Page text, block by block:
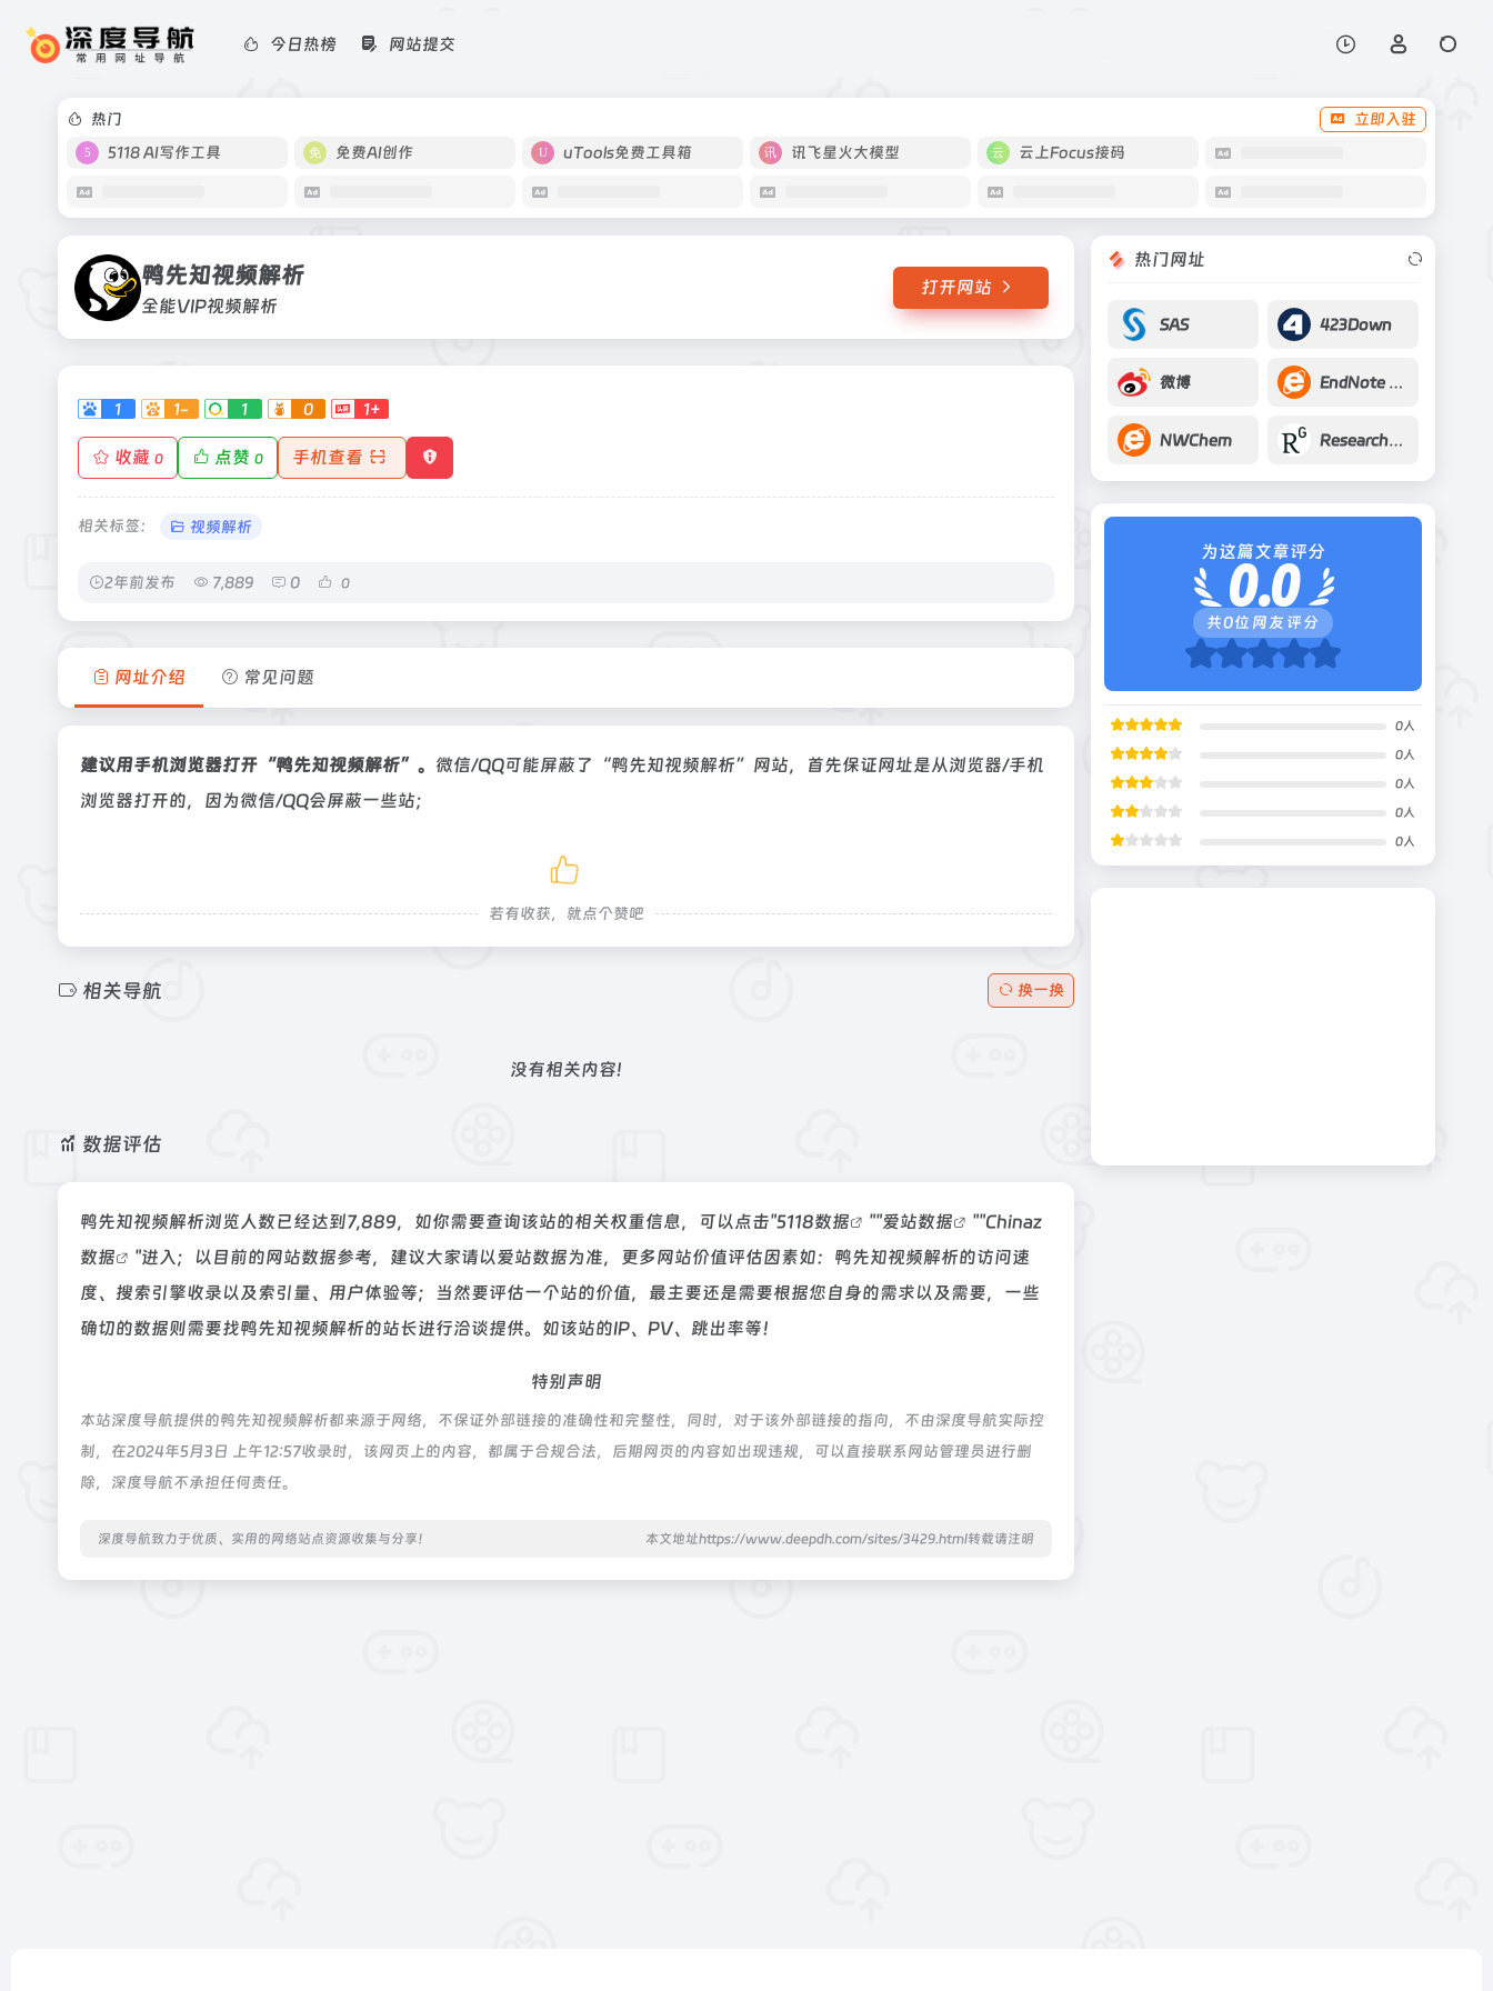
今日热榜 网站提交
热门
立即入驻
5118 AI写作工具
免费AI创作 uTools免费工具箱 讯飞星火大模型 云上Focus接码
鸭先知视频解析
全能VIP视频解析
打开网站
1 1- 1 0 1+
收藏 0 点赞 0 手机查看
相关标签： 视频解析
2年前发布 7,889 0 0
网址介绍 常见问题
建议用手机浏览器打开“鸭先知视频解析”。 微信/QQ可能屏蔽了“鸭先知视频解析”网站，首先保证网址是从浏览器/手机
浏览器打开的，因为微信/QQ会屏蔽一些站；
若有收获，就点个赞吧
相关导航 换一换
没有相关内容!
数据评估
鸭先知视频解析浏览人数已经达到7,889，如你需要查询该站的相关权重信息，可以点击"5118数据 ""爱站数据 ""Chinaz
数据
"进入；以目前的网站数据参考，建议大家请以爱站数据为准，更多网站价值评估因素如：鸭先知视频解析的访问速
度、搜索引擎收录以及索引量、用户体验等；当然要评估一个站的价值，最主要还是需要根据您自身的需求以及需要，一些
确切的数据则需要找鸭先知视频解析的站长进行洽谈提供。如该站的IP、PV、跳出率等！
特别声明
本站深度导航提供的鸭先知视频解析都来源于网络，不保证外部链接的准确性和完整性，同时，对于该外部链接的指向，不由深度导航实际控
制，在2024年5月3日 上午12:57收录时，该网页上的内容，都属于合规合法，后期网页的内容如出现违规，可以直接联系网站管理员进行删
除，深度导航不承担任何责任。
深度导航致力于优质、实用的网络站点资源收集与分享！ 本文地址https://www.deepdh.com/sites/3429.html转载请注明
热门网址
SAS 423Down
微博 EndNote Manuscript Matcher
NWChem ResearchGate
为这篇文章评分
0.0
共0位网友评分
0人
0人
0人
0人
0人